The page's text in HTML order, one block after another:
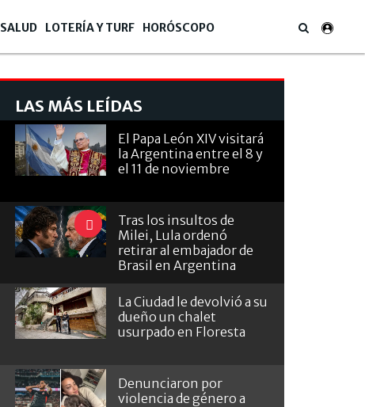
SALUD LOTERÍA Y TURF HORÓSCOPO
LAS MÁS LEÍDAS
El Papa León XIV visitará
la Argentina entre el 8 y
el 11 de noviembre
Tras los insultos de
Milei, Lula ordenó
retirar al embajador de
Brasil en Argentina
La Ciudad le devolvió a su
dueño un chalet
usurpado en Floresta
Denunciaron por
violencia de género a